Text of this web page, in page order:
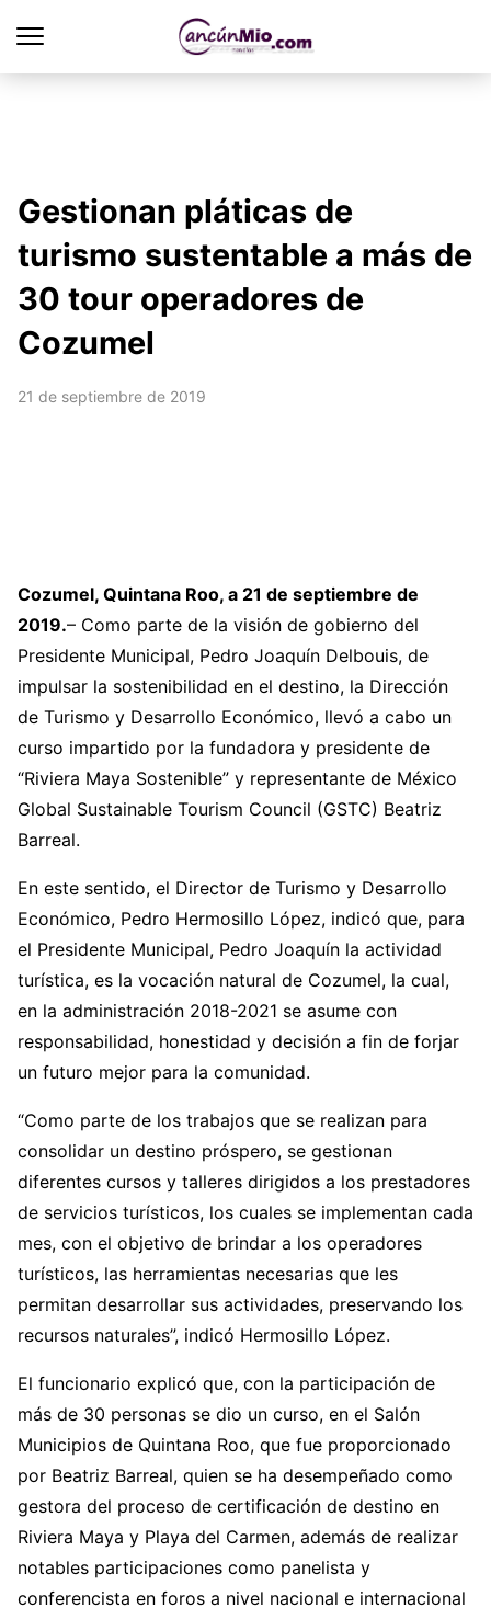
Gestionan pláticas de
turismo sustentable a más de
30 tour operadores de
Cozumel
21 de septiembre de 2019
Cozumel, Quintana Roo, a 21 de septiembre de
2019.– Como parte de la visión de gobierno del
Presidente Municipal, Pedro Joaquín Delbouis, de
impulsar la sostenibilidad en el destino, la Dirección
de Turismo y Desarrollo Económico, llevó a cabo un
curso impartido por la fundadora y presidente de
“Riviera Maya Sostenible” y representante de México
Global Sustainable Tourism Council (GSTC) Beatriz
Barreal.
En este sentido, el Director de Turismo y Desarrollo
Económico, Pedro Hermosillo López, indicó que, para
el Presidente Municipal, Pedro Joaquín la actividad
turística, es la vocación natural de Cozumel, la cual,
en la administración 2018-2021 se asume con
responsabilidad, honestidad y decisión a fin de forjar
un futuro mejor para la comunidad.
“Como parte de los trabajos que se realizan para
consolidar un destino próspero, se gestionan
diferentes cursos y talleres dirigidos a los prestadores
de servicios turísticos, los cuales se implementan cada
mes, con el objetivo de brindar a los operadores
turísticos, las herramientas necesarias que les
permitan desarrollar sus actividades, preservando los
recursos naturales”, indicó Hermosillo López.
El funcionario explicó que, con la participación de
más de 30 personas se dio un curso, en el Salón
Municipios de Quintana Roo, que fue proporcionado
por Beatriz Barreal, quien se ha desempeñado como
gestora del proceso de certificación de destino en
Riviera Maya y Playa del Carmen, además de realizar
notables participaciones como panelista y
conferencista en foros a nivel nacional e internacional